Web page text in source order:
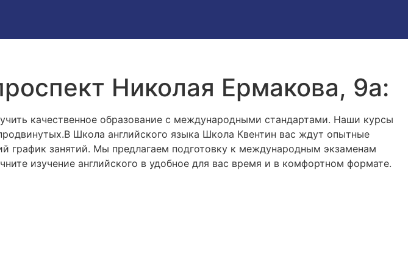
Николая Ермакова, 9а:
качественное образование с международными стандартами. Наши курсы
Школа английского языка Школа Квентин вас ждут опытные
график занятий. Мы предлагаем подготовку к международным экзаменам
изучение английского в удобное для вас время и в комфортном формате.